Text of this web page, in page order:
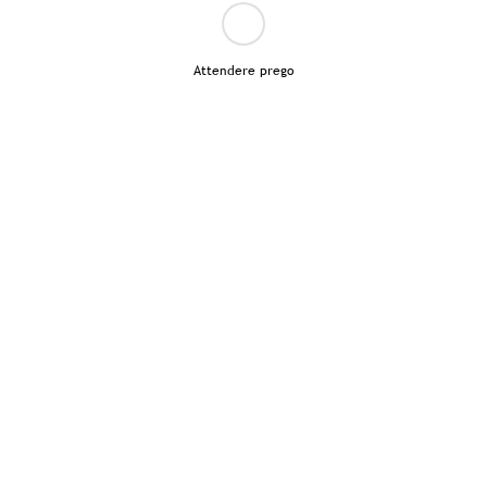
Attendere prego